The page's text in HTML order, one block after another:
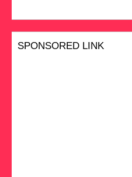
SPONSORED LINK